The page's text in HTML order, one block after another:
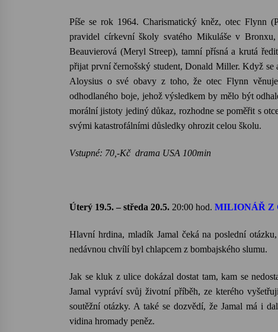
Píše se rok 1964. Charismatický kněz, otec Flynn (
pravidel církevní školy svatého Mikuláše v
Beauvierová (Meryl Streep), tamní přísná a krutá
přijat první černošský student, Donald Miller. Když se
Aloysius o své obavy z toho, že otec Flynn
odhodlaného boje, jehož výsledkem by mělo být
morální jistoty jediný důkaz, rozhodne se poměřit s
svými katastrofálními důsledky ohrozit celou školu.
Vstupné: 70,-Kč drama USA 100min
Úterý 19.5. – středa 20.5. 20:00 hod. MILIONÁŘ Z
Hlavní hrdina, mladík Jamal čeká na poslední
nedávnou chvílí byl chlapcem z bombajského slumu.
Jak se kluk z ulice dokázal dostat tam, kam se
Jamal vypráví svůj životní příběh, ze kterého
soutěžní otázky. A také se dozvědí, že Jamal má i
vidina hromady peněz.